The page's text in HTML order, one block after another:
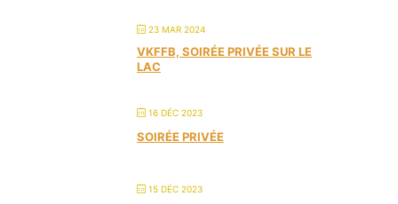
23 MAR 2024
VKFFB, SOIRÉE PRIVÉE SUR LE
LAC
16 DÉC 2023
SOIRÉE PRIVÉE
15 DÉC 2023